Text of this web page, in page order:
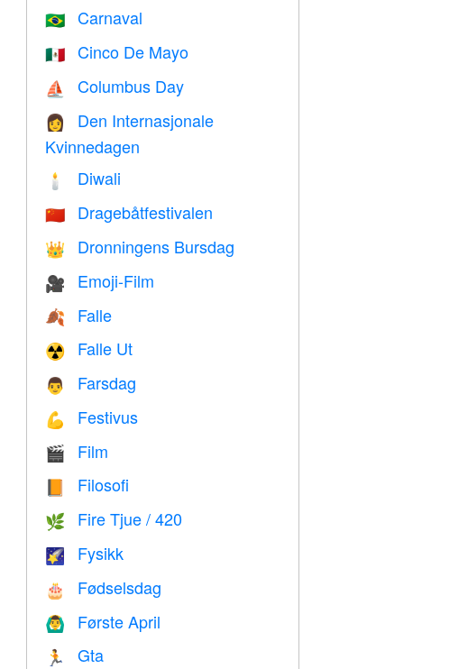
🇧🇷 Carnaval
🇲🇽 Cinco De Mayo
⛵️ Columbus Day
👩
Den Internasjonale
Kvinnedagen
🕯 Diwali
🇨🇳 Dragebåtfestivalen
👑 Dronningens Bursdag
🎥 Emoji-Film
🍂 Falle
☢️ Falle Ut
👨 Farsdag
💪 Festivus
🎬 Film
Filosofi
🌿 Fire Tjue / 420
🌠 Fysikk
🎂 Fødselsdag
🙆‍♂️ Første April
🏃 Gta